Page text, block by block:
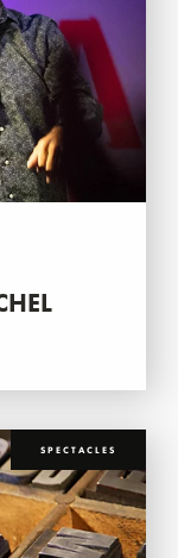
SPECTACLES